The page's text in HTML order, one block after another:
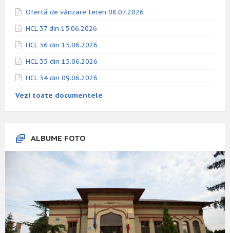
Ofertă de vânzare teren 08.07.2026
HCL 37 din 15.06.2026
HCL 36 din 15.06.2026
HCL 35 din 15.06.2026
HCL 34 din 09.06.2026
Vezi toate documentele
ALBUME FOTO